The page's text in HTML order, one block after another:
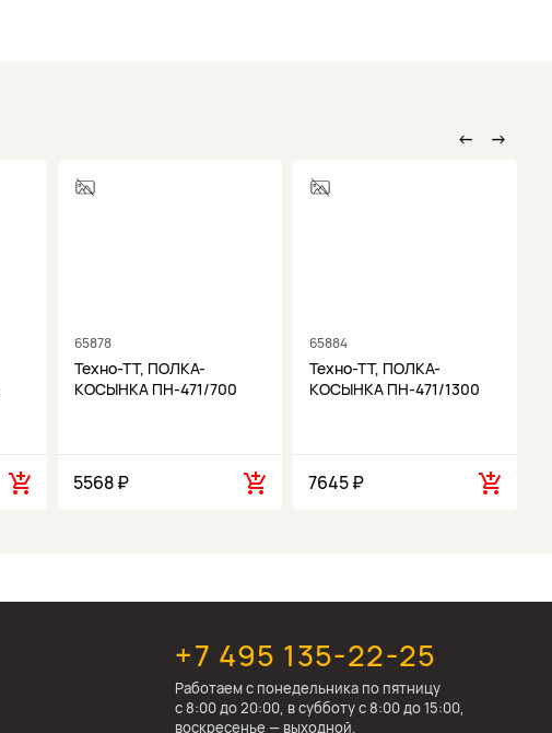
←
65878
Техно-ТТ, ПОЛКА-
КОСЫНКА ПН-471/700
5568 ₽
65884
Техно-ТТ, ПОЛКА-
КОСЫНКА ПН-471/1300
7645 ₽
→
+7 495 135-22-25
Работаем c понедельника по пятницу
с 8:00 до 20:00, в субботу с 8:00 до 15:00,
воскресенье — выходной.